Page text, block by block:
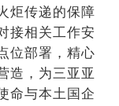
炬传递的保障
接相关工作安
位部署，精心
造，为三亚亚
命与本土国企